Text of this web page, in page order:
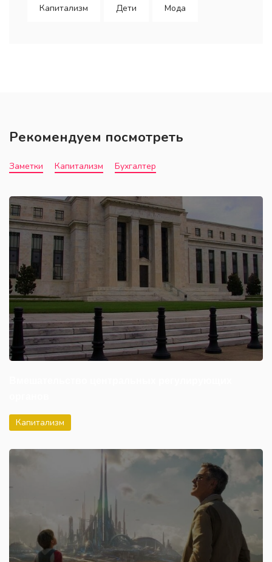
Капитализм Дети Мода
Рекомендуем посмотреть
Заметки Капитализм Бухгалтер
Капитализм